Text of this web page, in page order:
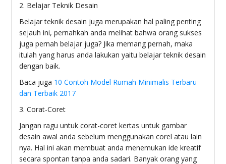
2. Belajar Teknik Desain
Belajar teknik desain juga merupakan hal paling penting
sejauh ini, pernahkah anda melihat bahwa orang sukses
juga pernah belajar juga? Jika memang pernah, maka
itulah yang harus anda lakukan yaitu belajar teknik desain
dengan baik.
Baca juga 10 Contoh Model Rumah Minimalis Terbaru
dan Terbaik 2017
3. Corat-Coret
Jangan ragu untuk corat-coret kertas untuk gambar
desain awal anda sebelum menggunakan corel atau lain
nya. Hal ini akan membuat anda menemukan ide kreatif
secara spontan tanpa anda sadari. Banyak orang yang